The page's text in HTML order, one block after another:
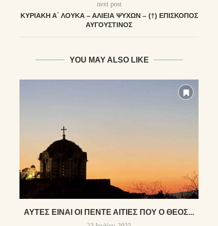
next post
ΚΥΡΙΑΚῊ Α΄ ΛΟΥΚΑ͂ – ἉΛΙΕΊΑ ΨΥΧΩ͂Ν – (†) ἘΠΊΣΚΟΠΟΣ
ΑΥ̓ΓΟΥΣΤΙ͂ΝΟΣ
YOU MAY ALSO LIKE
ΑΥΤΕΣ ΕΙΝΑΙ ΟΙ ΠΕΝΤΕ ΑΙΤΙΕΣ ΠΟΥ Ο ΘΕΟΣ...